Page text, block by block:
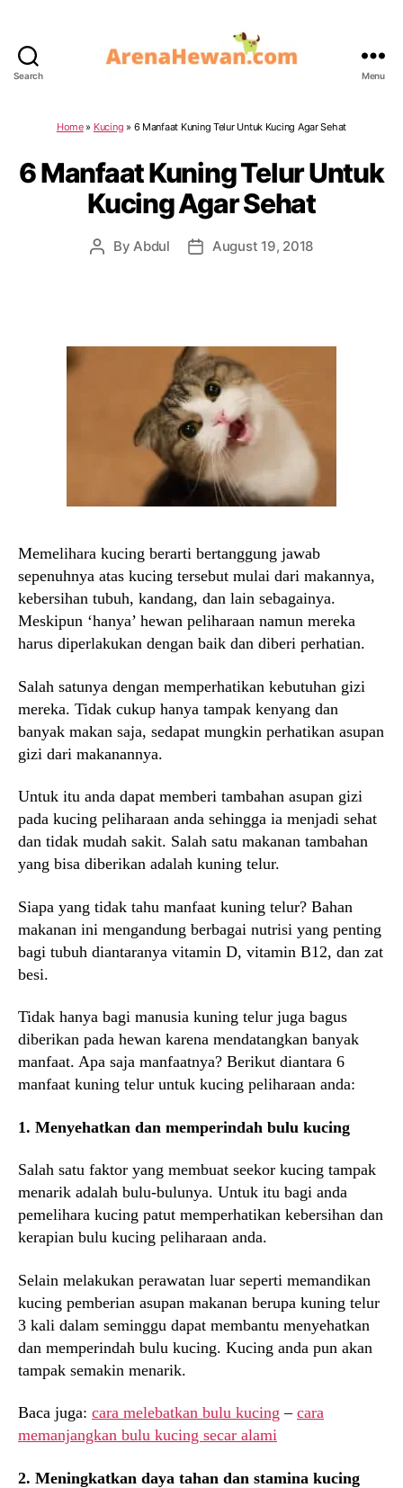
Search Menu
Home» Kucing » 6 Manfaat Kuning Telur Untuk Kucing Agar Sehat
6 Manfaat Kuning Telur Untuk
Kucing Agar Sehat
PostByAbdul
PostAugust 19, 2018
Memelihara kucing berarti bertanggung jawab
sepenuhnya atas kucing tersebut mulai dari makannya,
kebersihan tubuh, kandang, dan lain sebagainya.
Meskipun ‘hanya’ hewan peliharaan namun mereka
harus diperlakukan dengan baik dan diberi perhatian.
Salah satunya dengan memperhatikan kebutuhan gizi
mereka. Tidak cukup hanya tampak kenyang dan
banyak makan saja, sedapat mungkin perhatikan asupan
gizi dari makanannya.
Untuk itu anda dapat memberi tambahan asupan gizi
pada kucing peliharaan anda sehingga ia menjadi sehat
dan tidak mudah sakit. Salah satu makanan tambahan
yang bisa diberikan adalah kuning telur.
Siapa yang tidak tahu manfaat kuning telur? Bahan
makanan ini mengandung berbagai nutrisi yang penting
bagi tubuh diantaranya vitamin D, vitamin B12, dan zat
besi.
Tidak hanya bagi manusia kuning telur juga bagus
diberikan pada hewan karena mendatangkan banyak
manfaat. Apa saja manfaatnya? Berikut diantara 6
manfaat kuning telur untuk kucing peliharaan anda:
1. Menyehatkan dan memperindah bulu kucing
Salah satu faktor yang membuat seekor kucing tampak
menarik adalah bulu-bulunya. Untuk itu bagi anda
pemelihara kucing patut memperhatikan kebersihan dan
kerapian bulu kucing peliharaan anda.
Selain melakukan perawatan luar seperti memandikan
kucing pemberian asupan makanan berupa kuning telur
3 kali dalam seminggu dapat membantu menyehatkan
dan memperindah bulu kucing. Kucing anda pun akan
tampak semakin menarik.
Baca juga: cara melebatkan bulu kucing – cara
memanjangkan bulu kucing secar alami
2. Meningkatkan daya tahan dan stamina kucing